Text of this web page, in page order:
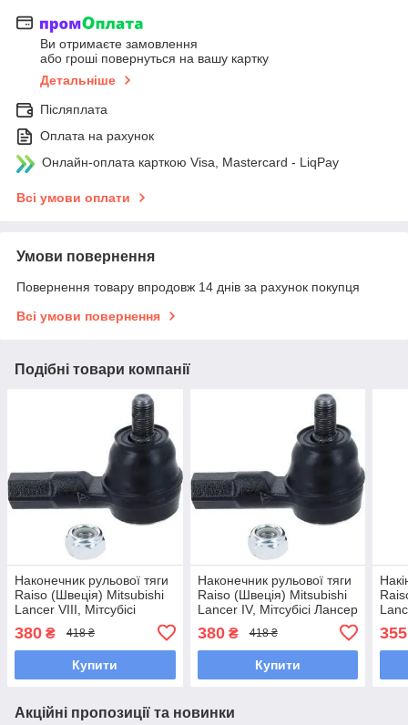
Ви отримаєте замовлення
або гроші повернуться на вашу картку
Детальніше
Післяплата
Оплата на рахунок
Онлайн-оплата карткою Visa, Mastercard - LiqPay
Всі умови оплати
Умови повернення
Повернення товару впродовж 14 днів за рахунок покупця
Всі умови повернення
Подібні товари компанії
Наконечник рульової тяги
Raiso (Швеція) Mitsubishi
Lancer VIII, Мітсубісі
241982M UAMCJLL7
380 ₴ 418 ₴
Купити
Наконечник рульової тяги
Raiso (Швеція) Mitsubishi
Lancer IV, Мітсубісі Лансер
UAMVXGL7
380₴ 418 ₴
Купити
355
Акційні пропозиції та новинки